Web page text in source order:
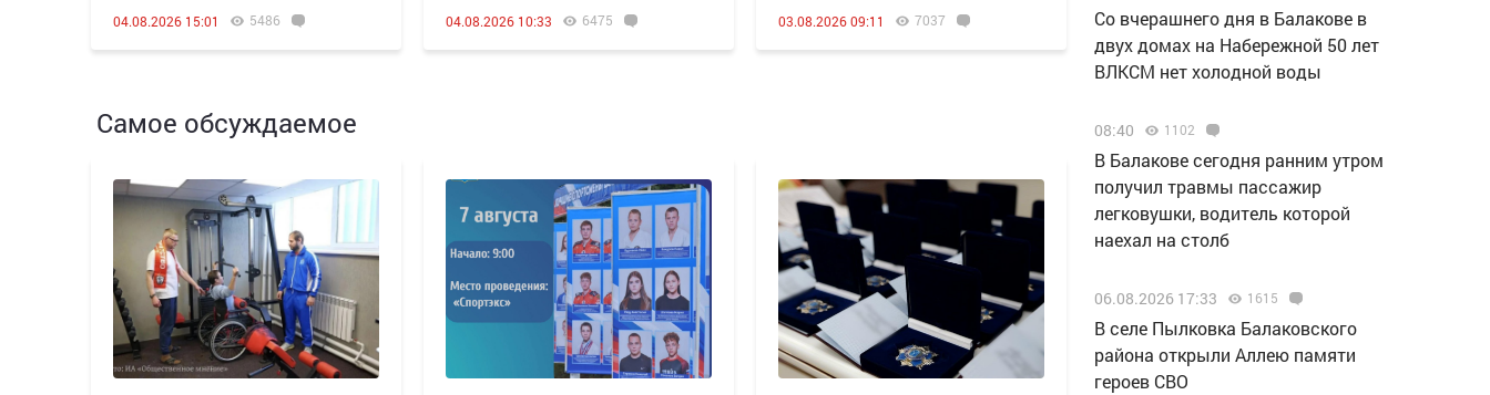
04.08.2026 15:01 5486 04.08.2026 10:33 6475 03.08.2026 09:11 7037
Самое обсуждаемое
Со вчерашнего дня в Балакове в
двух домах на Набережной 50 лет
ВЛКСМ нет холодной воды
08:40 1102
В Балакове сегодня ранним утром
получил травмы пассажир
легковушки, водитель которой
наехал на столб
06.08.2026 17:33 1615
В селе Пылковка Балаковского
района открыли Аллею памяти
героев СВО